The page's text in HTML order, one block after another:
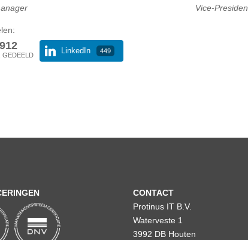
Vice-President Sales
912
GEDEELD
LinkedIn 449
CONTACT
Protinus IT B.V.
Waterveste 1
3992 DB Houten